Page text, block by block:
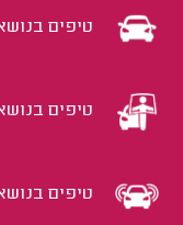
טיפים
טיפים
טיפים